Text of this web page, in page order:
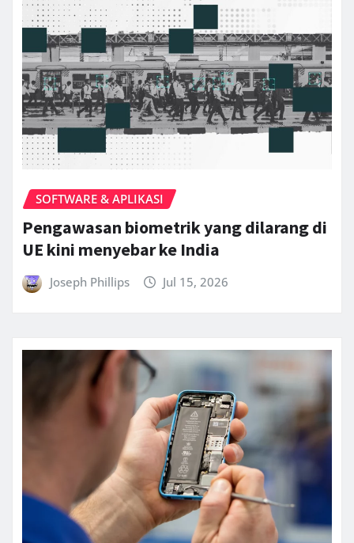
SOFTWARE & APLIKASI
Pengawasan biometrik yang dilarang di
UE kini menyebar ke India
Joseph Phillips Jul 15, 2026